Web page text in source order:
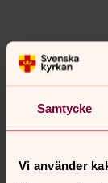
Samtycke
Vi använder
Senast ändrad
innehåll?